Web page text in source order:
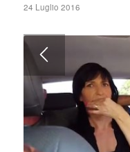
24 Luglio 2016